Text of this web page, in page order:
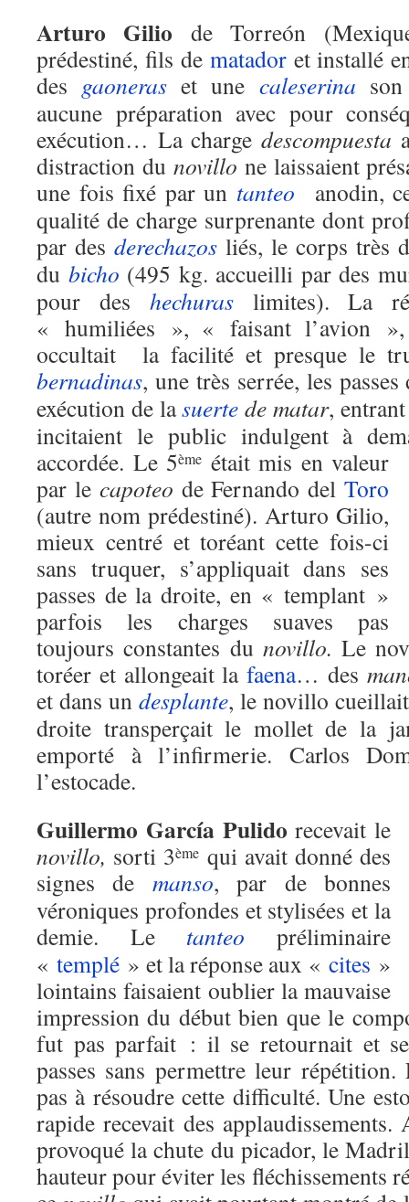
Arturo Gilio de Torreón
prédestiné, fils de matadoret installé
des gaoneras et une caleserina
aucune préparation avec pour
exécution… La charge descompuesta
distraction du novillo ne laissaient
une fois fixé par un tanteo anodin,
qualité de charge surprenante dont
par des derechazos liés, le corps très
du bicho (495 kg. accueilli par des
pour des hechuras
limites). La
« humiliées », « faisant l’avion »,
occultait la facilité et presque le
bernadinas, une très serrée, les
exécution de lasuerte de matar,
incitaient le public indulgent à
accordée. Le 5ème était mis en valeur
par le capoteo de Fernando delToro
(autre nom prédestiné). Arturo Gilio,
mieux centré et toréant cette fois-ci
sans truquer, s’appliquait dans ses
passes de la droite, en « templant »
parfois les charges suaves pas
toujours constantes du novillo. Le
toréer et allongeait la faena… des
et dans un desplante, le novillo
droite transperçait le mollet de la
emporté à l’infirmerie. Carlos
l’estocade.
Guillermo García Pulidorecevait le
novillo, sorti 3ème qui avait donné des
signes de manso, par de bonnes
véroniques profondes et stylisées et la
demie. Le tanteo préliminaire
«templé » et la réponse aux « cites »
lointains faisaient oublier la mauvaise
impression du début bien que le
fut pas parfait : il se retournait et
passes sans permettre leur
pas à résoudre cette difficulté. Une
rapide recevait des applaudissements.
provoqué la chute du picador, le
hauteur pour éviter les fléchissements